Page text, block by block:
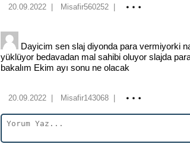
20.09.2022 Misafir560252
Dayicim sen slaj diyonda para vermiyorki
yüklüyor bedavadan mal sahibi oluyor slajda
bakalım Ekim ayı sonu ne olacak
20.09.2022 Misafir143068